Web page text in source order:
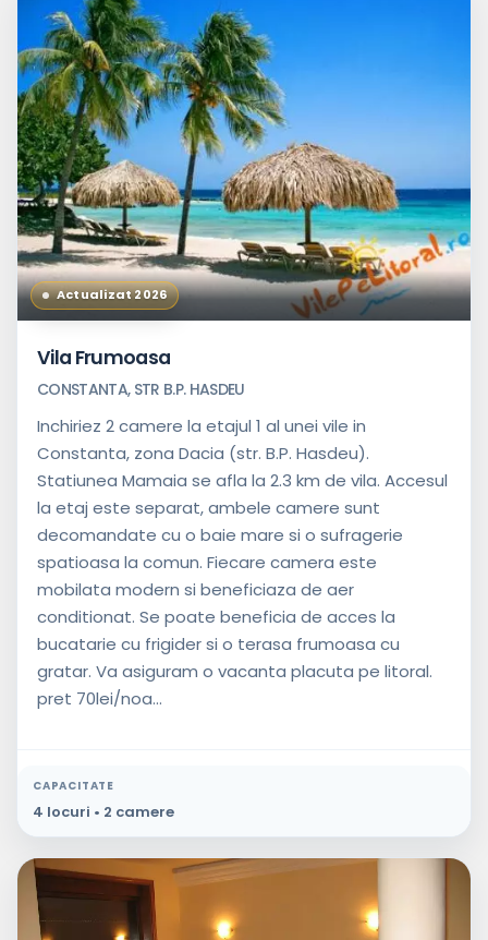
Actualizat 2026
Vila Frumoasa
CONSTANTA, STR B.P. HASDEU
Inchiriez 2 camere la etajul 1 al unei vile in
Constanta, zona Dacia (str. B.P. Hasdeu).
Statiunea Mamaia se afla la 2.3 km de vila. Accesul
la etaj este separat, ambele camere sunt
decomandate cu o baie mare si o sufragerie
spatioasa la comun. Fiecare camera este
mobilata modern si beneficiaza de aer
conditionat. Se poate beneficia de acces la
bucatarie cu frigider si o terasa frumoasa cu
gratar. Va asiguram o vacanta placuta pe litoral.
pret 70lei/noa...
CAPACITATE
4 locuri • 2 camere